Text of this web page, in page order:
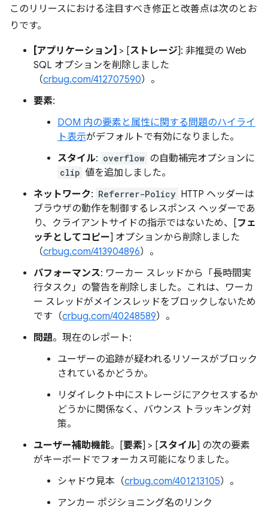
このリリースにおける注目すべき修正と改善点は次のとお
りです。
[アプリケーション] > [ストレージ]: 非推奨の Web
SQL オプションを削除しました
（crbug.com/412707590）。
要素:
DOM 内の要素と属性に関する問題のハイライ
ト表示がデフォルトで有効になりました。
スタイル: overflow の自動補完オプションに
clip 値を追加しました。
ネットワーク: Referrer-Policy HTTP ヘッダーは
ブラウザの動作を制御するレスポンス ヘッダーであ
り、クライアントサイドの指示ではないため、[フェ
ッチとしてコピー] オプションから削除しました
（crbug.com/413904896）。
パフォーマンス: ワーカー スレッドから「長時間実
行タスク」の警告を削除しました。これは、ワーカ
ー スレッドがメインスレッドをブロックしないため
です（crbug.com/40248589）。
問題。現在のレポート:
ユーザーの追跡が疑われるリソースがブロック
されているかどうか。
リダイレクト中にストレージにアクセスするか
どうかに関係なく、バウンス トラッキング対
策。
ユーザー補助機能。[要素] > [スタイル] の次の要素
がキーボードでフォーカス可能になりました。
シャドウ見本（crbug.com/401213105）。
アンカー ポジショニング名のリンク